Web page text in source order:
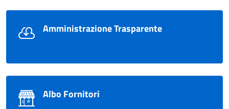
Amministrazione Trasparente
Albo Fornitori